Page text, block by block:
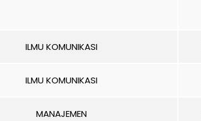
ILMU KOMUNIKASI
ILMU KOMUNIKASI
MANAJEMEN